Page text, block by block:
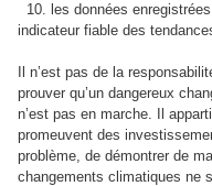
10. les données
indicateur fiable des
Il n’est pas de la
prouver qu’un dangereux
n’est pas en marche. Il
promeuvent des
problème, de démontrer de
changements climatiques ne